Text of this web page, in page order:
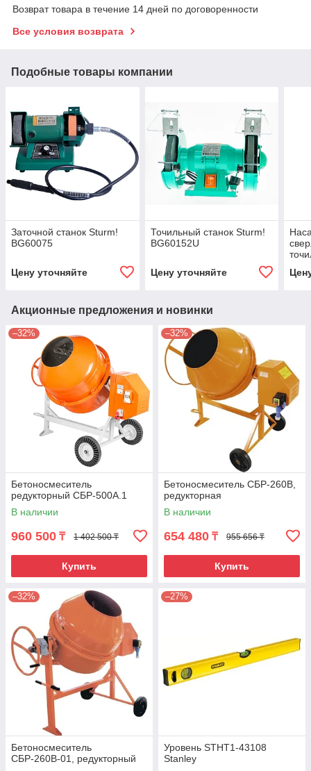
Возврат товара в течение 14 дней по договоренности
Все условия возврата
Подобные товары компании
Заточной станок Sturm!
BG60075
Цену уточняйте
Точильный станок Sturm!
BG60152U
Цену уточняйте
Акционные предложения и новинки
–32%
Бетоносмеситель
редукторный СБР-500А.1
В наличии
960 500 ₸ 1 402 500 ₸
Купить
–32%
Бетоносмеситель СБР-260В,
редукторная
В наличии
654 480 ₸ 955 656 ₸
Купить
–32%
Бетоносмеситель
СБР-260В-01, редукторный
–27%
Уровень STHT1-43108
Stanley